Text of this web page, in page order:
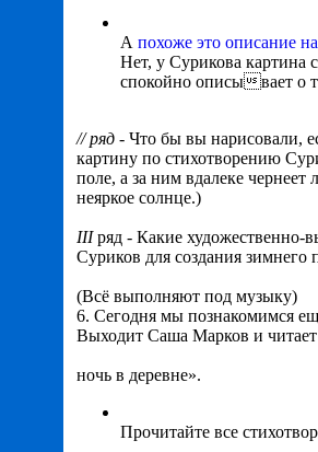
А похоже это описание
Нет, у Сурикова картина
спокойно описывает о
// ряд - Что бы вы нарисовали,
картину по стихотворению
поле, а за ним вдалеке
неяркое солнце.)
IIIряд - Какие художественно-
Суриков для создания зимнего
(Всё выполняют под музыку)
6. Сегодня мы познакомимся
Выходит Саша Марков и
ночь в деревне».
Прочитайте все